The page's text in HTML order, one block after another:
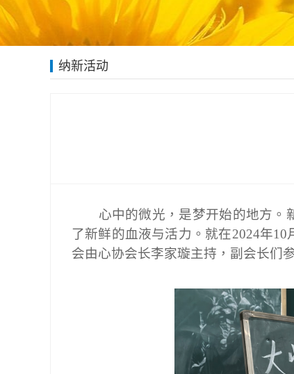
纳新活动
心中的微光，是梦开始的地方。
了新鲜的血液与活力。就在2024年10
会由心协会长李家璇主持，副会长们